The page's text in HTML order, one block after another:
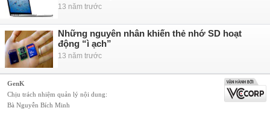
13 năm trước
Những nguyên nhân khiến thẻ nhớ SD hoạt
động “ì ạch”
13 năm trước
GenK
Chịu trách nhiệm quản lý nội dung:
Bà Nguyễn Bích Minh